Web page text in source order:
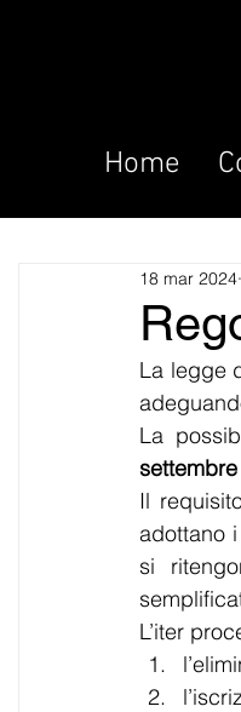
Home
18 mar 2024
La legge
La
Il
adottano
si
L’iter